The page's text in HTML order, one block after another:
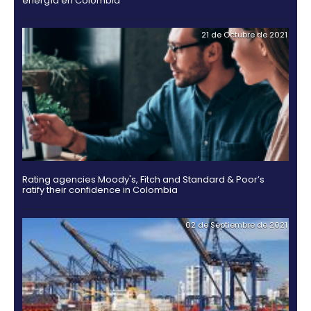
Guía Legal 2025 para Invertir en Colombia
03 de
Hidrógeno verde, una alternativa para el futuro